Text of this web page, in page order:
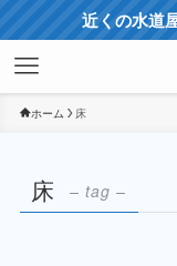
近くの水道
ホーム 床
床 – tag –